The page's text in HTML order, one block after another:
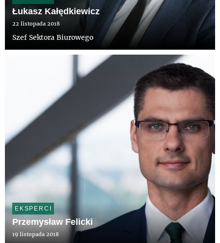
Łukasz Kałędkiewicz
22 listopada 2018
Szef Sektora Biurowego
EKSPERCI
Przemysław Felicki
19 listopada 2018